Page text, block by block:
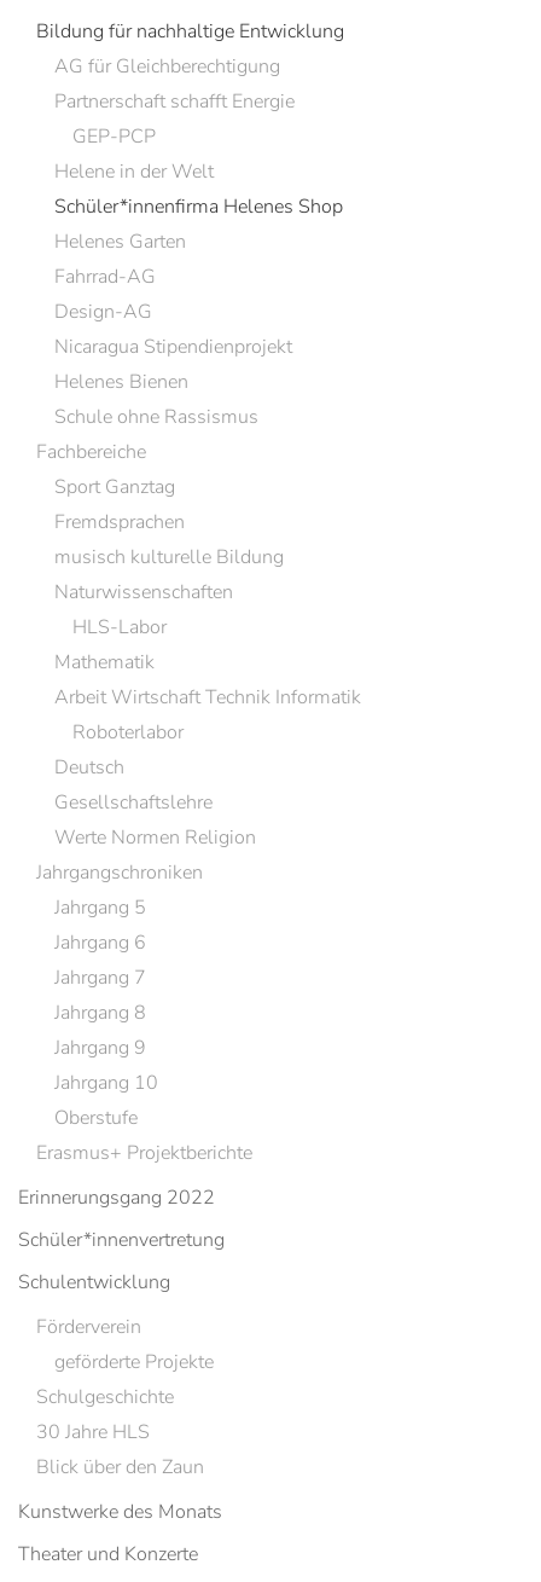
Bildung für nachhaltige Entwicklung
AG für Gleichberechtigung
Partnerschaft schafft Energie
GEP-PCP
Helene in der Welt
Schüler*innenfirma Helenes Shop
Helenes Garten
Fahrrad-AG
Design-AG
Nicaragua Stipendienprojekt
Helenes Bienen
Schule ohne Rassismus
Fachbereiche
Sport Ganztag
Fremdsprachen
musisch kulturelle Bildung
Naturwissenschaften
HLS-Labor
Mathematik
Arbeit Wirtschaft Technik Informatik
Roboterlabor
Deutsch
Gesellschaftslehre
Werte Normen Religion
Jahrgangschroniken
Jahrgang 5
Jahrgang 6
Jahrgang 7
Jahrgang 8
Jahrgang 9
Jahrgang 10
Oberstufe
Erasmus+ Projektberichte
Erinnerungsgang 2022
Schüler*innenvertretung
Schulentwicklung
Förderverein
geförderte Projekte
Schulgeschichte
30 Jahre HLS
Blick über den Zaun
Kunstwerke des Monats
Theater und Konzerte